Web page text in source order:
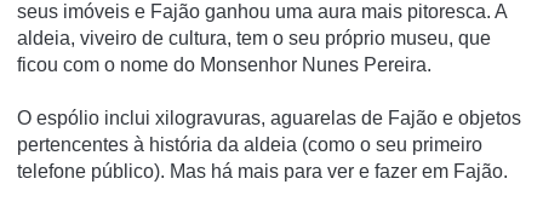
seus imóveis e Fajão ganhou uma aura mais pitoresca. A
aldeia, viveiro de cultura, tem o seu próprio museu, que
ficou com o nome do Monsenhor Nunes Pereira.
O espólio inclui xilogravuras, aguarelas de Fajão e objetos
pertencentes à história da aldeia (como o seu primeiro
telefone público). Mas há mais para ver e fazer em Fajão.